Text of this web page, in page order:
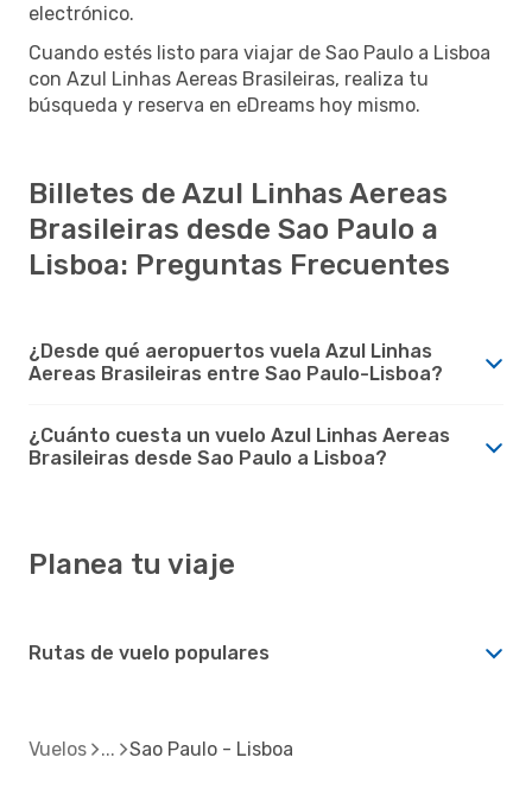
electrónico.
Cuando estés listo para viajar de Sao Paulo a Lisboa
con Azul Linhas Aereas Brasileiras, realiza tu
búsqueda y reserva en eDreams hoy mismo.
Billetes de Azul Linhas Aereas
Brasileiras desde Sao Paulo a
Lisboa: Preguntas Frecuentes
¿Desde qué aeropuertos vuela Azul Linhas
Aereas Brasileiras entre Sao Paulo-Lisboa?
¿Cuánto cuesta un vuelo Azul Linhas Aereas
Brasileiras desde Sao Paulo a Lisboa?
Planea tu viaje
Rutas de vuelo populares
Vuelos Sao Paulo - Lisboa